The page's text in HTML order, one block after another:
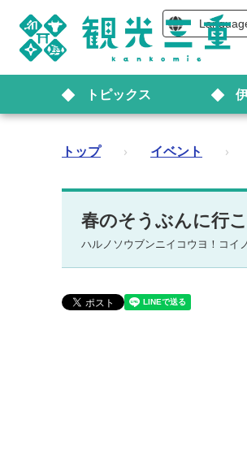
トピックス
トップ › イベント ›
春のそうぶんに行
ハルノソウブンニイコウヨ！コイ